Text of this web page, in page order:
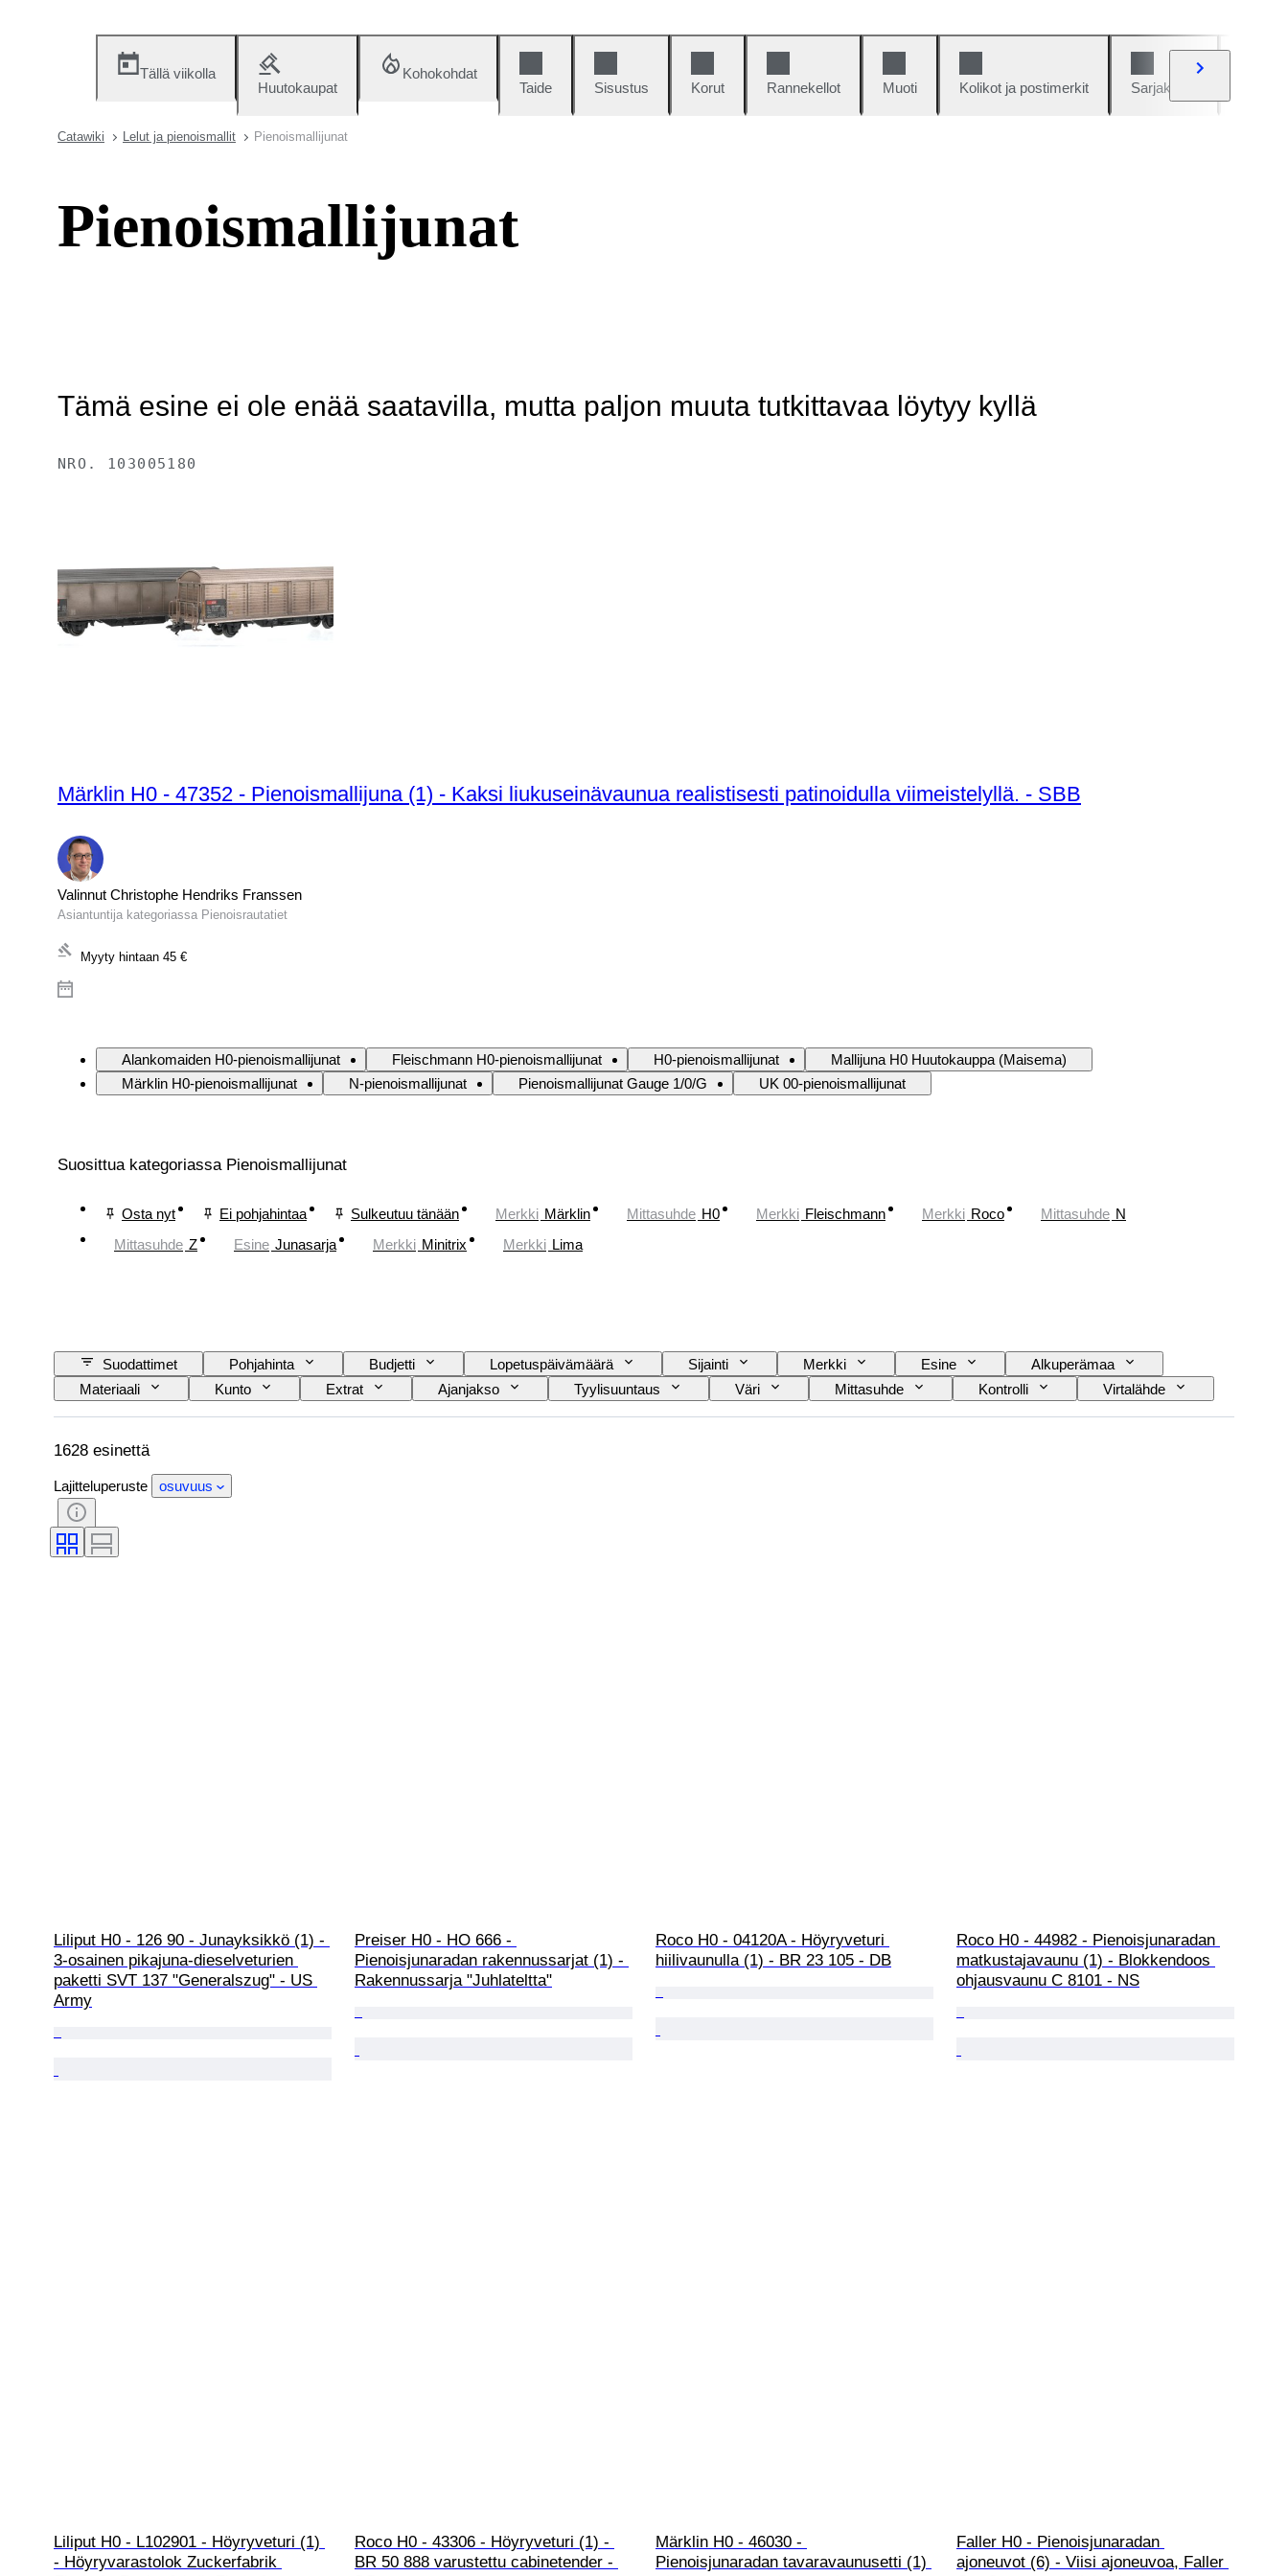
Tällä viikolla
Huutokaupat
Kohokohdat
Taide
Sisustus Korut Rannekellot Muoti Kolikot ja postimerkit Sarjakuvat
Catawiki Lelut ja pienoismallit Pienoismallijunat
Pienoismallijunat
Tämä esine ei ole enää saatavilla, mutta paljon muuta tutkittavaa löytyy kyllä
NRO. 103005180
Märklin H0 - 47352 - Pienoismallijuna (1) - Kaksi liukuseinävaunua realistisesti patinoidulla viimeistelyllä. - SBB
Valinnut Christophe Hendriks Franssen
Asiantuntija kategoriassa Pienoisrautatiet
Myyty hintaan 45 €
Alankomaiden H0-pienoismallijunat Fleischmann H0-pienoismallijunat H0-pienoismallijunat
Mallijuna H0 Huutokauppa (Maisema)
Märklin H0-pienoismallijunat
N-pienoismallijunat Pienoismallijunat Gauge 1/0/G UK 00-pienoismallijunat
Suosittua kategoriassa Pienoismallijunat
Osta nyt Ei pohjahintaa Sulkeutuu tänään Merkki Märklin Mittasuhde H0 Merkki Fleischmann Merkki Roco Mittasuhde N
Mittasuhde Z Esine Junasarja Merkki Minitrix Merkki Lima
Suodattimet Pohjahinta Budjetti Lopetuspäivämäärä Sijainti Merkki Esine
Alkuperämaa
Materiaali
Kunto Extrat Ajanjakso Tyylisuuntaus Väri Mittasuhde Kontrolli
Virtalähde
Rautatieyhtiä
Aikakausi
1628 esinettä
Lajitteluperuste osuvuus
Liliput H0 - 126 90 - Junayksikkö (1) -
3-osainen pikajuna-dieselveturien
paketti SVT 137 "Generalszug" - US
Army
Preiser H0 - HO 666 -
Pienoisjunaradan rakennussarjat (1) -
Rakennussarja "Juhlateltta"
Roco H0 - 04120A - Höyryveturi
hiilivaunulla (1) - BR 23 105 - DB
Roco H0 - 44982 - Pienoisjunaradan
matkustajavaunu (1) - Blokkendoos
ohjausvaunu C 8101 - NS
Liliput H0 - L102901 - Höyryveturi (1)
- Höyryvarastolok Zuckerfabrik
Roco H0 - 43306 - Höyryveturi (1) -
BR 50 888 varustettu cabinetender -
Märklin H0 - 46030 -
Pienoisjunaradan tavaravaunusetti (1)
Faller H0 - Pienoisjunaradan
ajoneuvot (6) - Viisi ajoneuvoa, Faller